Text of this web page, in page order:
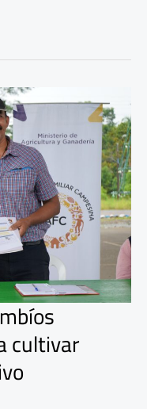
cultivar